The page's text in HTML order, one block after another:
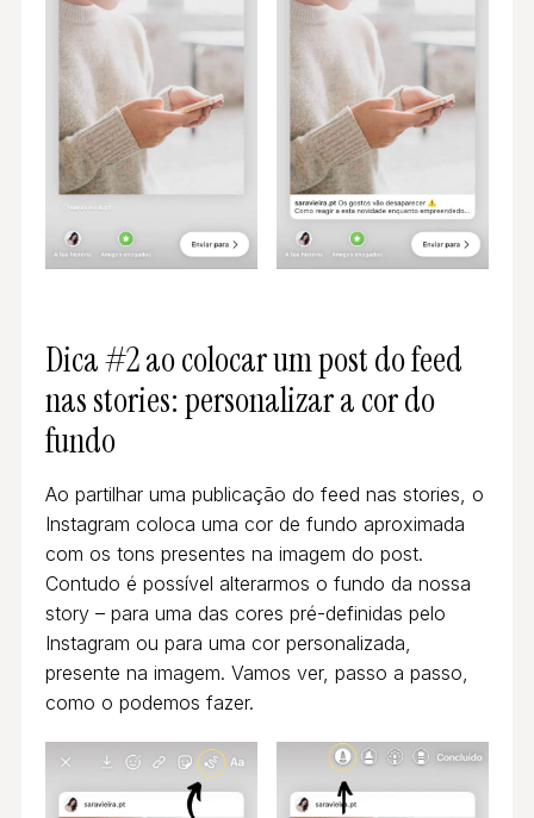
Dica #2 ao colocar um post do feed
nas stories: personalizar a cor do
fundo
Ao partilhar uma publicação do feed nas stories, o
Instagram coloca uma cor de fundo aproximada
com os tons presentes na imagem do post.
Contudo é possível alterarmos o fundo da nossa
story – para uma das cores pré-definidas pelo
Instagram ou para uma cor personalizada,
presente na imagem. Vamos ver, passo a passo,
como o podemos fazer.